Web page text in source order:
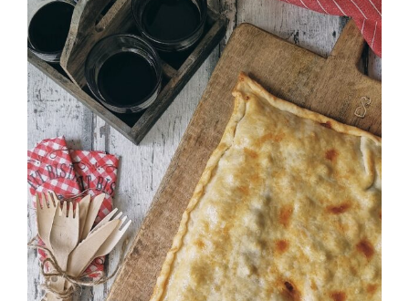
Empanada de bonito con huevo